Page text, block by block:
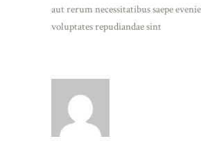
aut rerum necessitatibus saepe
voluptates repudiandae sint